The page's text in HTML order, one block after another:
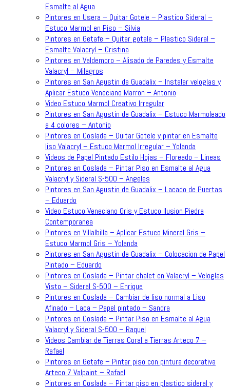
Esmalte al Agua
Pintores en Usera – Quitar Gotele – Plastico Sideral –
Estuco Marmol en Piso – Silvia
Pintores en Getafe – Quitar gotele – Plastico Sideral –
Esmalte Valacryl – Cristina
Pintores en Valdemoro – Alisado de Paredes y Esmalte
Valacryl – Milagros
Pintores en San Agustin de Guadalix – Instalar veloglas y
Aplicar Estuco Veneciano Marron – Antonio
Video Estuco Marmol Creativo Irregular
Pintores en San Agustin de Guadalix – Estuco Marmoleado
a 4 colores – Antonio
Pintores en Coslada – Quitar Gotele y pintar en Esmalte
liso Valacryl – Estuco Marmol Irregular – Yolanda
Videos de Papel Pintado Estilo Hojas – Floreado – Lineas
Pintores en Coslada – Pintar Piso en Esmalte al Agua
Valacryl y Sideral S-500 – Angeles
Pintores en San Agustin de Guadalix – Lacado de Puertas
– Eduardo
Video Estuco Veneciano Gris y Estuco Ilusion Piedra
Contemporanea
Pintores en Villalbilla – Aplicar Estuco Mineral Gris –
Estuco Marmol Gris – Yolanda
Pintores en San Agustin de Guadalix – Colocacion de Papel
Pintado – Eduardo
Pintores en Coslada – Pintar chalet en Valacryl – Veloglas
Visto – Sideral S-500 – Enrique
Pintores en Coslada – Cambiar de liso normal a Liso
Afinado – Laca – Papel pintado – Sandra
Pintores en Coslada – Pintar Piso en Esmalte al Agua
Valacryl y Sideral S-500 – Raquel
Videos Cambiar de Tierras Coral a Tierras Arteco 7 –
Rafael
Pintores en Getafe – Pintar piso con pintura decorativa
Arteco 7 Valpaint – Rafael
Pintores en Coslada – Pintar piso en plastico sideral y